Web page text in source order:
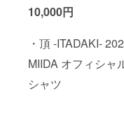
10,000円
・頂 -ITADAKI-
MIIDA オフィシャ
シャツ